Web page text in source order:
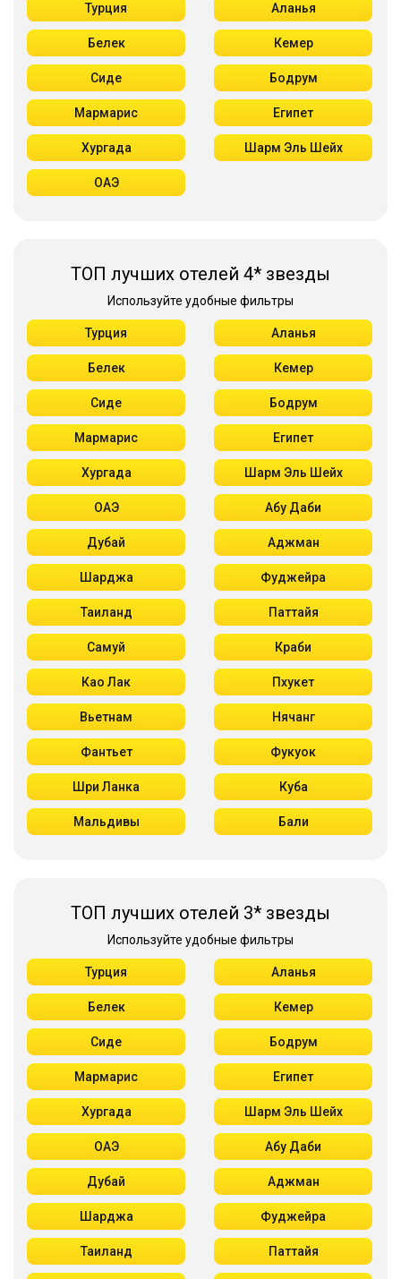
Турция Аланья
Белек Кемер
Сиде Бодрум
Мармарис Египет
Хургада Шарм Эль Шейх
ОАЭ
ТОП лучших отелей 4* звезды
Используйте удобные фильтры
Турция Аланья
Белек Кемер
Сиде Бодрум
Мармарис Египет
Хургада Шарм Эль Шейх
ОАЭ Абу Даби
Дубай Аджман
Шарджа Фуджейра
Таиланд Паттайя
Самуй Краби
Као Лак Пхукет
Вьетнам Нячанг
Фантьет Фукуок
Шри Ланка Куба
Мальдивы Бали
ТОП лучших отелей 3* звезды
Используйте удобные фильтры
Турция Аланья
Белек Кемер
Сиде Бодрум
Мармарис Египет
Хургада Шарм Эль Шейх
ОАЭ Абу Даби
Дубай Аджман
Шарджа Фуджейра
Таиланд Паттайя